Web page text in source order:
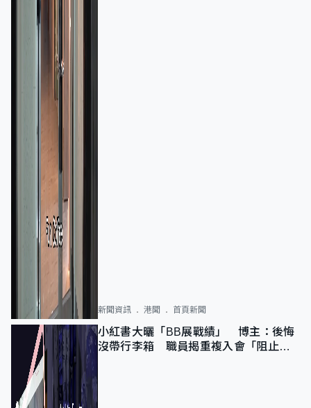
新聞資訊 港聞 首頁新聞
小紅書大曬「BB展戰績」 博主：後悔
沒帶行李箱 職員揭重複入會「阻止唔